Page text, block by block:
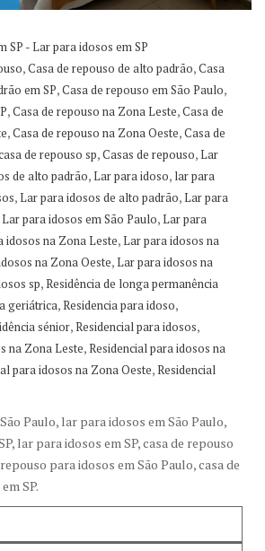
SP - Lar para idosos em SP
,Casa de repouso de alto padrão,Casa
em SP,Casa de repouso em São Paulo,
,Casa de repouso na Zona Leste,Casa de
,Casa de repouso na Zona Oeste,Casa de
de repouso sp,Casas de repouso,Lar
de alto padrão,Lar para idoso, lar para
,Lar para idosos de alto padrão,Lar para
Lar para idosos em São Paulo,Lar para
idosos na Zona Leste,Lar para idosos na
na Zona Oeste,Lar para idosos na
sp,Residência de longa permanência
geriátrica,Residencia para idoso,
sénior,Residencial para idosos,
na Zona Leste,Residencial para idosos na
para idosos na Zona Oeste,Residencial
Paulo, lar para idosos em São Paulo,
lar para idosos em SP, casa de repouso
para idosos em São Paulo, casa de
SP.